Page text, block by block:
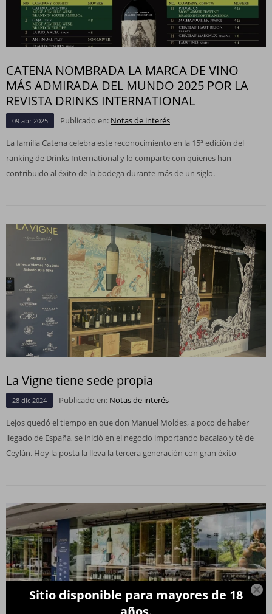

Sitio disponible para mayores de 18
CATENA NOMBRADA LA MARCA DE VINO
MÁS ADMIRADA DEL MUNDO 2025 POR LA
REVISTA DRINKS INTERNATIONAL
09 abr 2025 Publicado en: Notas de interés
La familia Catena celebra este reconocimiento en la 15ª edición del
ranking de Drinks International y lo comparte con quienes han
contribuido al éxito de la bodega durante más de un siglo.
La Vigne tiene sede propia
28 dic 2024 Publicado en: Notas de interés
Lejos quedó el tiempo en que don Manuel Moldes, a poco de haber
llegado de España, se inició en el negocio importando bacalao y té de
Ceylán. Hoy la posta la lleva la tercera generación con gran éxito